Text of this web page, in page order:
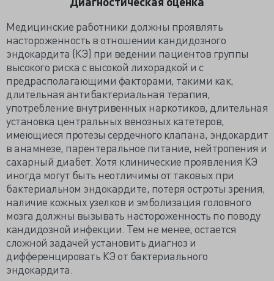
Медицинские работники должны проявлять
настороженность в отношении кандидозного
эндокардита (КЭ) при ведении пациентов группы
высокого риска с высокой лихорадкой и с
предрасполагающими факторами, такими как,
длительная антибактериальная терапия,
употребление внутривенных наркотиков, длительная
установка центральных венозных катетеров,
имеющиеся протезы сердечного клапана, эндокардит
в анамнезе, парентеральное питание, нейтропения и
сахарный диабет. Хотя клинические проявления КЭ
иногда могут быть неотличимы от таковых при
бактериальном эндокардите, потеря остроты зрения,
наличие кожных узелков и эмболизация головного
мозга должны вызывать настороженность по поводу
кандидозной инфекции. Тем не менее, остается
сложной задачей установить диагноз и
дифференцировать КЭ от бактериального
эндокардита.